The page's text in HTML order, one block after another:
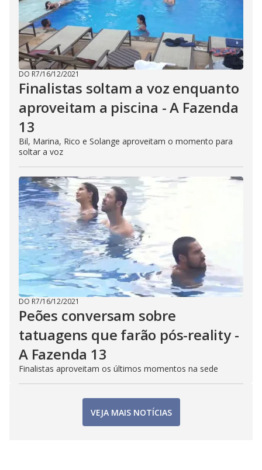
DO R7/16/12/2021
Finalistas soltam a voz enquanto
aproveitam a piscina - A Fazenda
13
Bil, Marina, Rico e Solange aproveitam o momento para
soltar a voz
DO R7/16/12/2021
Peões conversam sobre
tatuagens que farão pós-reality -
A Fazenda 13
Finalistas aproveitam os últimos momentos na sede
VEJA MAIS NOTÍCIAS